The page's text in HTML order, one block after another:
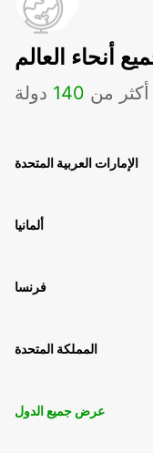
أنحاء العالم
من 140 دولة
الإمارات العربية المتحدة
ألمانيا
فرنسا
المملكة المتحدة
عرض جميع الدول